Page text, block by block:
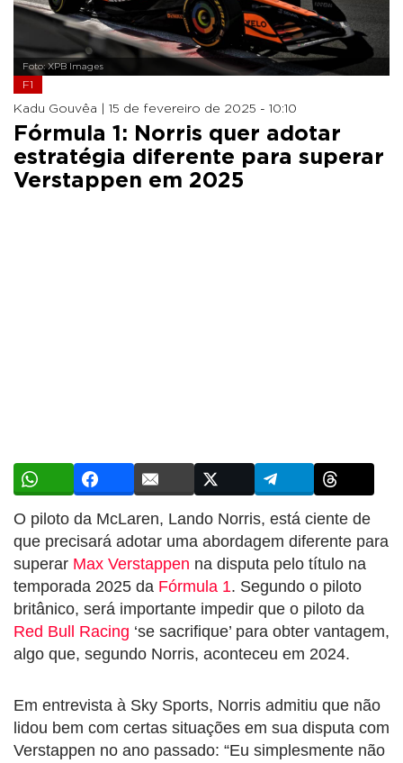
Foto: XPB Images
F1
Kadu Gouvêa | 15 de fevereiro de 2025 - 10:10
Fórmula 1: Norris quer adotar
estratégia diferente para superar
Verstappen em 2025
O piloto da McLaren, Lando Norris, está ciente de
que precisará adotar uma abordagem diferente para
superar Max Verstappen na disputa pelo título na
temporada 2025 da Fórmula 1. Segundo o piloto
britânico, será importante impedir que o piloto da
Red Bull Racing ‘se sacrifique’ para obter vantagem,
algo que, segundo Norris, aconteceu em 2024.
Em entrevista à Sky Sports, Norris admitiu que não
lidou bem com certas situações em sua disputa com
Verstappen no ano passado: “Eu simplesmente não